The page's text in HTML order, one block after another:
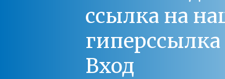
ссылка на
Вход